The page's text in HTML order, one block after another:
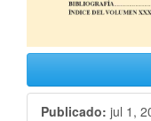
Publicado: jul 1,